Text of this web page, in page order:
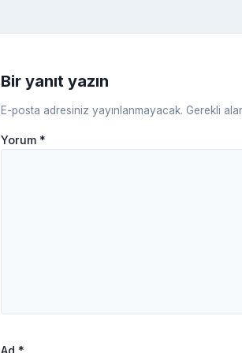
Bir yanıt yazın
E-posta adresiniz yayınlanmayacak. Gerekli
Yorum *
Ad *